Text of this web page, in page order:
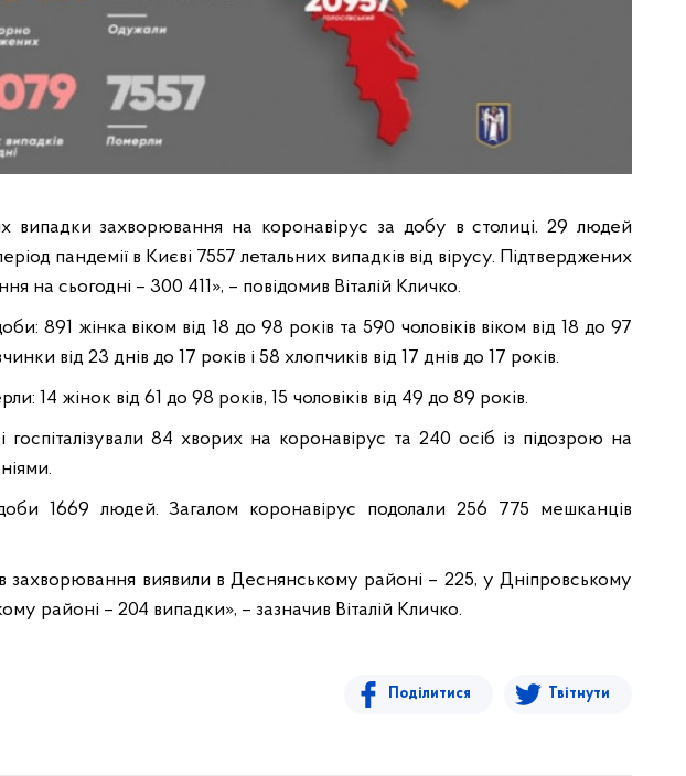
випадки захворювання на коронавірус за добу в столиці. 29 людей
пандемії в Києві 7557 летальних випадків від вірусу. Підтверджених
на сьогодні – 300 411», – повідомив Віталій Кличко.
891 жінка віком від 18 до 98 років та 590 чоловіків віком від 18 до 97
від 23 днів до 17 років і 58 хлопчиків від 17 днів до 17 років.
14 жінок від 61 до 98 років, 15 чоловіків від 49 до 89 років.
госпіталізували 84 хворих на коронавірус та 240 осіб із підозрою на
1669 людей. Загалом коронавірус подолали 256 775 мешканців
захворювання виявили в Деснянському районі – 225, у Дніпровському
районі – 204 випадки», – зазначив Віталій Кличко.
Поділитися Твітнути